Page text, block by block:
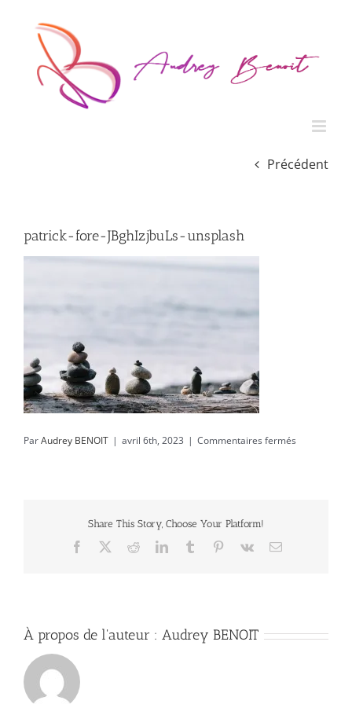
contenu
Précédent
patrick-fore-JBghIzjbuLs-unsplash
ParAudrey BENOIT | avril 6th, 2023 | Commentaires fermés
Share This Story, Choose Your Platform!
Facebook RedditLinkedInTumblr Pinterest
Vk Email
À propos de l'auteur : Audrey BENOIT